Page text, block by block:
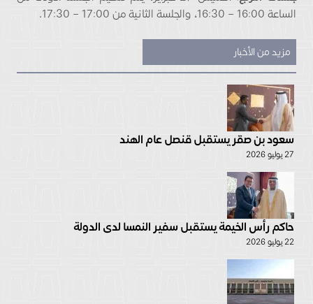
الساعة 16:00 – 16:30، والجلسة الثانية من 17:00 – 17:30.
مزيد من الأخبار
سعود بن صقر يستقبل قنصل عام الهند
27 يوليو 2026
حاكم رأس الخيمة يستقبل سفير النمسا لدى الدولة
22 يوليو 2026